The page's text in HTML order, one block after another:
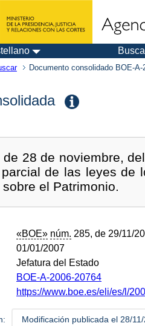
Documento consolidado BOE-A-
de 28 de noviembre,
de las leyes de
el Patrimonio.
«BOE» núm. 285, de 29/11/
01/01/2007
Jefatura del Estado
BOE-A-2006-20764
https://www.boe.es/eli/es/l/
Modificación publicada el 28/